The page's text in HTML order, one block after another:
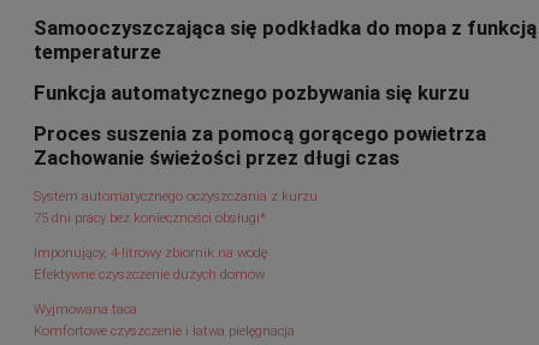
Samooczyszczająca się podkładka do mopa z
temperaturze
Funkcja automatycznego pozbywania się kurzu
Proces suszenia za pomocą gorącego powietrza
Zachowanie świeżości przez długi czas
System automatycznego oczyszczania z kurzu
75 dni pracy bez konieczności obsługi*
Imponujący, 4-litrowy zbiornik na wodę
Efektywne czyszczenie dużych domów
Wyjmowana taca
Komfortowe czyszczenie i łatwa pielęgnacja